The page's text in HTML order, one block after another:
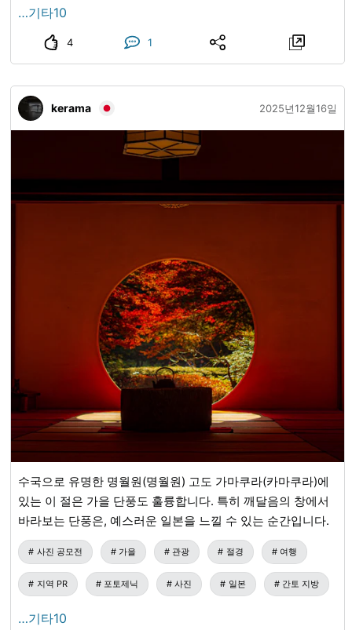
니다. 이처럼 교토와의 연결을 소중히 여긴 지역 문화가 숨 쉬
립니다. 한편, 시가지는 자연재해가 잦은 지역으로, 시만토강
있지 않지만, 중세부터 근세에 걸쳐 형성된 격자 모양의 구획
이 현재도 남아 있습니다. 〇 도사 이치조 가문의 역사 도사 이
치조 가문은 이치조 노리후사 공이 오닌 2년(1468년)에 소유
지였던 고치현 서부의 하타 장(현재의 시만토시)으로 하향한
번영하는 기초를 쌓았습니다. 또한, 노리후사의 아들 방가는
2년(1574년)에 초소카베 모토치카에 의해 분고로 쫓겨날 때
까지, 도사 이치조 가문은 방동, 방기, 가네사다와 106년에 걸
쳐 공가 다이묘로서 이 땅을 다스렸습니다. 〇 이치조 가문을
느낄 수 있는 사적 【다마히메의 무덤】 다마히메는 후시미노
미야 구니타카 친왕의 왕녀로, 이치조 방동의 부인입니다. 다
이에이 원년(1521년)에 하강을 위해 나카무라로 하향했습니
다. 다마히메가 시집온 6월 22일과, 사망한 8월 22일에 빗대
어, 매월 22일을 다마히메 님의 날로 지금도 시민들에게 친숙
합니다. 【후바하치만구】 분메이 연간(1469~1487년)에, 이
치조 씨가 교토의 이와시미즈하치만궁에서 관청하여 하타의
총쇄수로 삼은 신사입니다. 본전은 무로마치 시대의 건축 양
식이 남아 있는 고치현 최고(最古)의 신사 건축으로, 국가 중
요 문화재로 지정되어 있습니다. 【이치조 신사】 분큐 2년
(1862년), 나카무라 고쇼 터의 한 획에, 도사 이치조 가문의 유
덕을 기리는 유지들에 의해 건립된 신사입니다. 경내에는 화
장 우물, 피지 않는 등나무 등 이치조 씨와 관련된 옛 자취가
남아 있습니다. 【시만토시 향토 박물관 '시롯토'】 나카무라
성터의 한 획에 세워진 성 모양의 박물관입니다. 천수각풍의
관에서는 시만토강, 히가시야마를 바라보며, 시가지 전체를
…기타10
4 1
kerama 2025년12월16일
수국으로 유명한 명월원(명월원) 고도 가마쿠라(카마쿠라)에
있는 이 절은 가을 단풍도 훌륭합니다. 특히 깨달음의 창에서
바라보는 단풍은, 예스러운 일본을 느낄 수 있는 순간입니다.
사진 공모전 가을 관광 절경 여행
지역 PR 포토제닉 사진 일본 간토 지방
…기타10